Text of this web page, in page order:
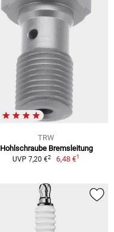
TRW
Hohlschraube Bremsleitung
UVP 7,20 €2 6,48 €1